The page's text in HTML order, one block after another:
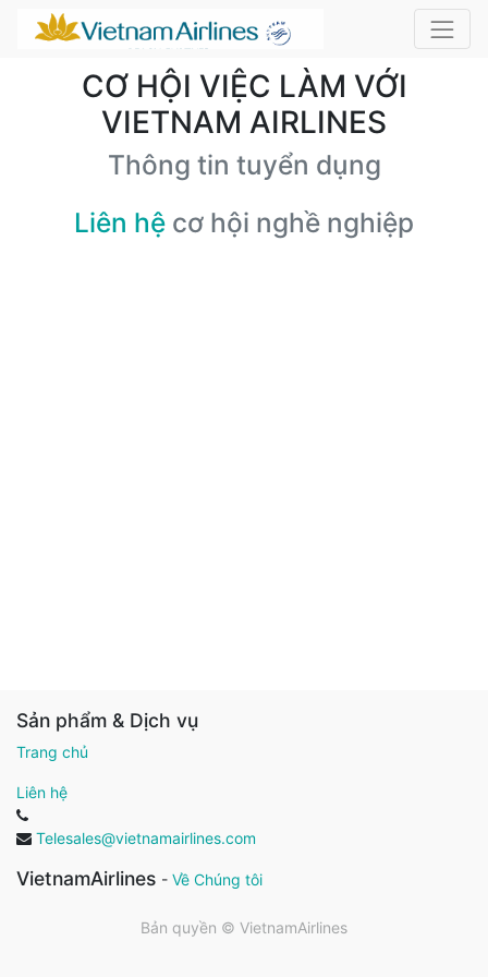
CƠ HỘI VIỆC LÀM VỚI
VIETNAM AIRLINES
Thông tin tuyển dụng
Liên hệ cơ hội nghề nghiệp
Sản phẩm & Dịch vụ
Trang chủ
Liên hệ
Telesales@vietnamairlines.com
VietnamAirlines - Về Chúng tôi
Bản quyền © VietnamAirlines